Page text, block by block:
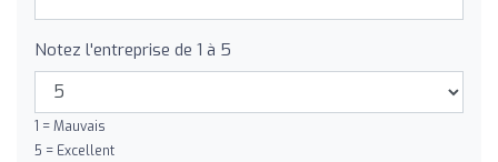
Notez l'entreprise de 1 à 5
1 = Mauvais
5 = Excellent